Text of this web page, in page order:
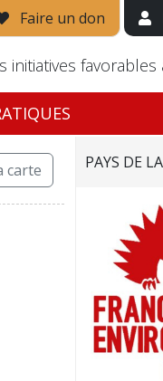
Faire un don
initiatives
carte PAYS DE